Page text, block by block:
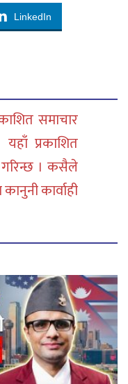
LinkedIn
समाचार
प्रकाशित
गरिन्छ । कसैले
कार्वाही